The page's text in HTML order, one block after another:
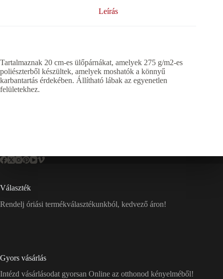
Leírás
Tartalmaznak 20 cm-es ülőpárnákat, amelyek 275 g/m2-es
poliészterből készültek, amelyek moshatók a könnyű
karbantartás érdekében. Állítható lábak az egyenetlen
felületekhez.
Választék
Rendelj óriási termékválasztékunkból, kedvező áron!
Gyors vásárlás
Intézd vásárlásodat gyorsan Online az otthonod kényelméből!